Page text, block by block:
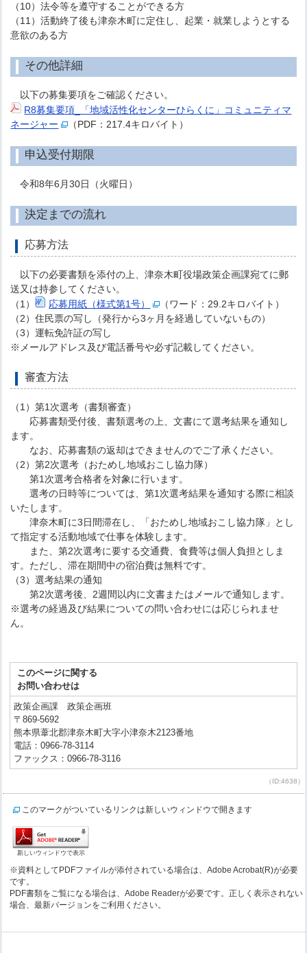
（10）法令等を遵守することができる方
（11）活動終了後も津奈木町に定住し、起業・就業しようとする
意欲のある方
その他詳細
以下の募集要項をご確認ください。
R8募集要項_「地域活性化センターひらくに」コミュニティマ
ネージャー
（PDF：217.4キロバイト）
申込受付期限
令和8年6月30日（火曜日）
決定までの流れ
応募方法
以下の必要書類を添付の上、津奈木町役場政策企画課宛てに郵
送又は持参してください。
（1）
応募用紙（様式第1号）
（ワード：29.2キロバイト）
（2）住民票の写し（発行から3ヶ月を経過していないもの）
（3）運転免許証の写し
※メールアドレス及び電話番号や必ず記載してください。
審査方法
（1）第1次選考（書類審査）
応募書類受付後、書類選考の上、文書にて選考結果を通知し
ます。
なお、応募書類の返却はできませんのでご了承ください。
（2）第2次選考（おためし地域おこし協力隊）
第1次選考合格者を対象に行います。
選考の日時等については、第1次選考結果を通知する際に相談
いたします。
津奈木町に3日間滞在し、「おためし地域おこし協力隊」とし
て指定する活動地域で仕事を体験します。
また、第2次選考に要する交通費、食費等は個人負担としま
す。ただし、滞在期間中の宿泊費は無料です。
（3）選考結果の通知
第2次選考後、2週間以内に文書またはメールで通知します。
※選考の経過及び結果についての問い合わせには応じられませ
ん。
このページに関する
お問い合わせは
政策企画課 政策企画班
〒869-5692
熊本県葦北郡津奈木町大字小津奈木2123番地
電話：0966-78-3114
ファックス：0966-78-3116
（ID:4638）
このマークがついているリンクは新しいウィンドウで開きます
新しいウィンドウで表示
※資料としてPDFファイルが添付されている場合は、Adobe Acrobat(R)が必要
です。
PDF書類をご覧になる場合は、Adobe Readerが必要です。正しく表示されない
場合、最新バージョンをご利用ください。